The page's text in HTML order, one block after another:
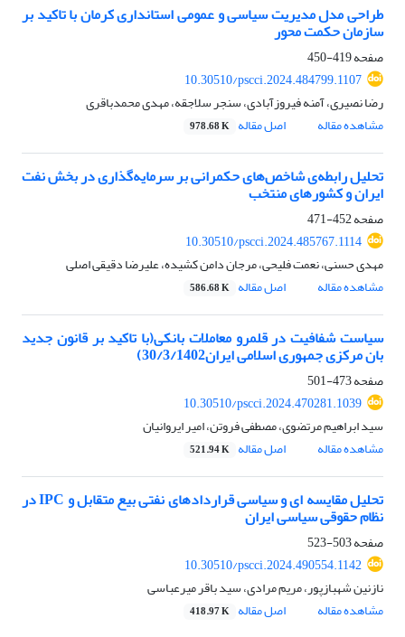
طراحی مدل مدیریت سیاسی و عمومی استانداری کرمان با تاکید بر
سازمان حکمت محور
صفحه419-450
10.30510/pscci.2024.484799.1107
رضا نصیری، آمنه فیروزآبادی، سنجر سلاجقه، مهدی محمدباقری
مشاهده مقاله
اصل مقاله 978.68 K
تحلیل رابطه‌ی شاخص‌های حکمرانی بر سرمایه‌گذاری در بخش نفت
ایران و کشورهای منتخب
صفحه452-471
10.30510/pscci.2024.485767.1114
مهدی حسنی، نعمت فلیحی، مرجان دامن کشیده، علیرضا دقیقی اصلی
مشاهده مقاله
اصل مقاله 586.68 K
سیاست شفافیت در قلمرو معاملات بانکی(با تاکید بر قانون جدید
بان مرکزی جمهوری اسلامی ایران30/3/1402)
صفحه473-501
10.30510/pscci.2024.470281.1039
سید ابراهیم مرتضوی، مصطفی فروتن، امیر ایروانیان
مشاهده مقاله
اصل مقاله 521.94 K
تحلیل مقایسه ای و سیاسی قراردادهای نفتی بیع متقابل و IPC در
نظام حقوقی سیاسی ایران
صفحه503-523
10.30510/pscci.2024.490554.1142
نازنین شهبازپور، مریم مرادی، سید باقر میرعباسی
مشاهده مقاله
اصل مقاله 418.97 K